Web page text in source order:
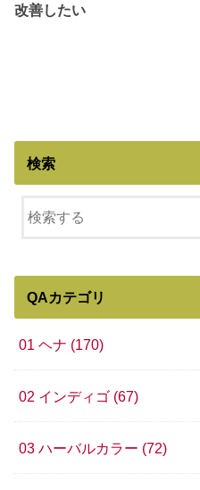
改善したい
検索
QAカテゴリ
01 ヘナ (170)
02 インディゴ (67)
03 ハーバルカラー (72)